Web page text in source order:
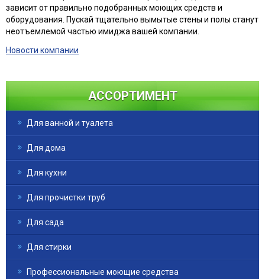
зависит от правильно подобранных моющих средств и
оборудования. Пускай тщательно вымытые стены и полы станут
неотъемлемой частью имиджа вашей компании.
Новости компании
АССОРТИМЕНТ
Для ванной и туалета
Для дома
Для кухни
Для прочистки труб
Для сада
Для стирки
Профессиональные моющие средства